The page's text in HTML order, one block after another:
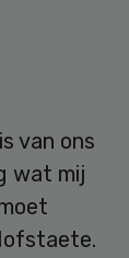
van ons
wat mij